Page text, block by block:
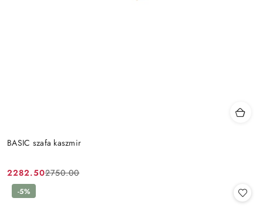
BASIC szafa kaszmir
Cena
promocyjna:
2282.50
Cena
przed
2750.00
-5%